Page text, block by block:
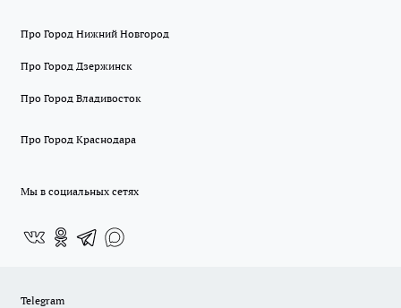
Про Город Нижний Новгород
Про Город Дзержинск
Про Город Владивосток
Про Город Краснодара
Мы в социальных сетях
Telegram